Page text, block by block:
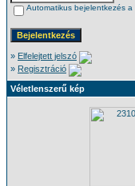
Automatikus bejelentkezés
» Elfelejtett jelszó
» Regisztráció
Véletlenszerű kép